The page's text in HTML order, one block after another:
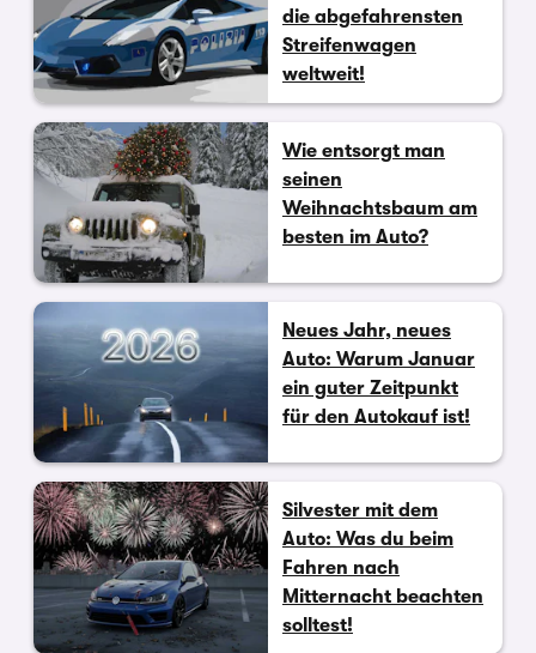
die abgefahrensten
Streifenwagen
weltweit!
Wie entsorgt man
seinen
Weihnachtsbaum am
besten im Auto?
Neues Jahr, neues
Auto: Warum Januar
ein guter Zeitpunkt
für den Autokauf ist!
Silvester mit dem
Auto: Was du beim
Fahren nach
Mitternacht beachten
solltest!